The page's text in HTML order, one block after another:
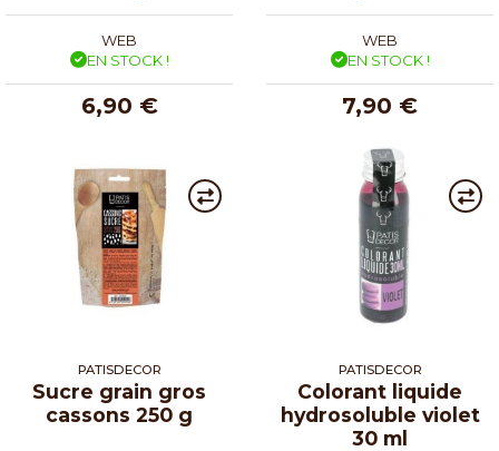
WEB
EN STOCK !
6,90 €
WEB
EN STOCK !
7,90 €
PATISDECOR
Sucre grain gros
cassons 250 g
PATISDECOR
Colorant liquide
hydrosoluble violet
30 ml